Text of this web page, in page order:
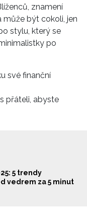
znamení
může být cokoli, jen
stylu, který se
po
své finanční
přáteli, abyste
5 trendy
vedrem za 5 minut